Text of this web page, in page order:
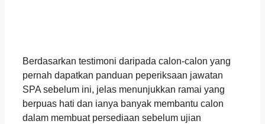
Berdasarkan testimoni daripada calon-calon yang
pernah dapatkan panduan peperiksaan jawatan
SPA sebelum ini, jelas menunjukkan ramai yang
berpuas hati dan ianya banyak membantu calon
dalam membuat persediaan sebelum ujian